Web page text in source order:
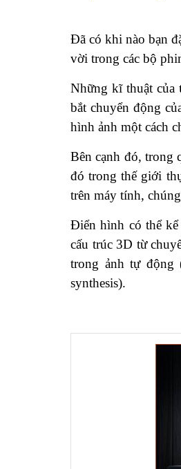
Đã có khi nào bạn
vời trong các bộ
Những kĩ thuật của
bắt chuyển động
hình ảnh một cách
Bên cạnh đó, trong
đó trong thế giới
trên máy tính,
Điển hình có thể kể
cấu trúc 3D từ
trong ảnh tự động
synthesis).